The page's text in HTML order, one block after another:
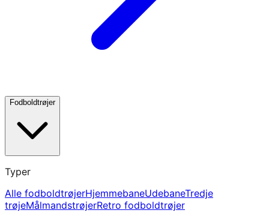
Fodboldtrøjer
Typer
Alle fodboldtrøjerHjemmebaneUdebaneTredje
trøjeMålmandstrøjerRetro fodboldtrøjer